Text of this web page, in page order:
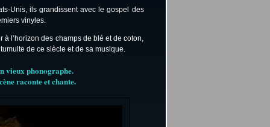
Unis, ils grandissent avec le gospel des
vinyles.
à l’horizon des champs de blé et de coton,
de ce siècle et de sa musique.
vieux phonographe.
raconte et chante.